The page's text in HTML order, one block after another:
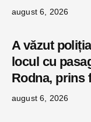
august 6, 2026
A văzut
locul cu
Rodna, prins
august 6, 2026